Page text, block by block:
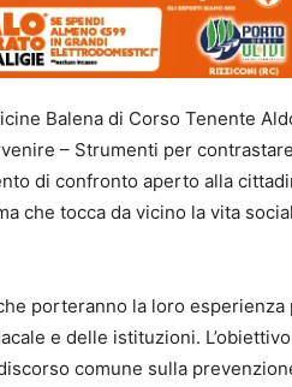
Balena di Corso Tenente
– Strumenti per
di confronto aperto alla
che tocca da vicino la vita
porteranno la loro esperienza
e delle istituzioni.
comune sulla